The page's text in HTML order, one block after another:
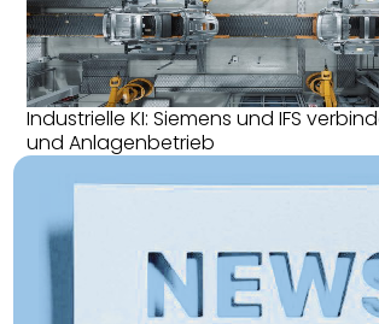
Industrielle KI: Siemens und IFS
und Anlagenbetrieb